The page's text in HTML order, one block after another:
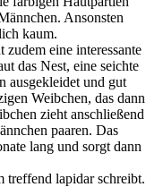
Ansonsten
kaum.
zudem eine interessante
das Nest, eine seichte
ausgekleidet und gut
Weibchen, das dann
zieht anschließend
paaren. Das
lang und sorgt dann
lapidar schreibt.